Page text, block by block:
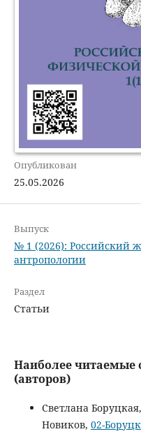
Опубликован
25.05.2026
Выпуск
№ 1 (2026): Российский
антропологии
Раздел
Статьи
Наиболее читаемые
(авторов)
Светлана
Новиков, 02-